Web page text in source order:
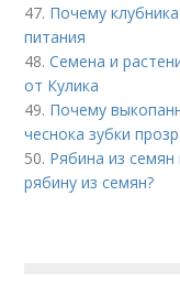
47. Почему
питания
48.Семена и
от Кулика
49. Почему
чеснока зубки
50. Рябина из
рябину из семян?